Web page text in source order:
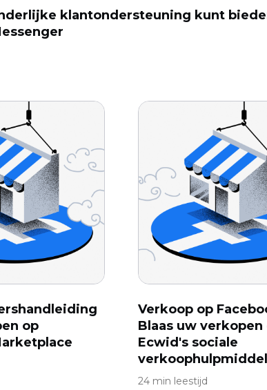
klantondersteuning kunt
op
Verkoop op
Blaas uw
Ecwid's sociale
24 min leestijd